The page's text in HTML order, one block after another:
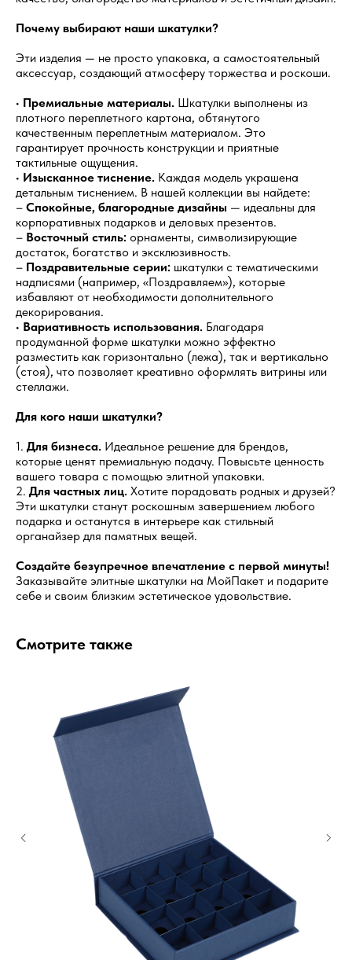
Почему выбирают наши шкатулки?
Эти изделия — не просто упаковка, а самостоятельный
аксессуар, создающий атмосферу торжества и роскоши.
• Премиальные материалы. Шкатулки выполнены из
плотного переплетного картона, обтянутого
качественным переплетным материалом. Это
гарантирует прочность конструкции и приятные
тактильные ощущения.
• Изысканное тиснение. Каждая модель украшена
детальным тиснением. В нашей коллекции вы найдете:
– Спокойные, благородные дизайны — идеальны для
корпоративных подарков и деловых презентов.
– Восточный стиль: орнаменты, символизирующие
достаток, богатство и эксклюзивность.
– Поздравительные серии: шкатулки с тематическими
надписями (например, «Поздравляем»), которые
избавляют от необходимости дополнительного
декорирования.
• Вариативность использования. Благодаря
продуманной форме шкатулки можно эффектно
разместить как горизонтально (лежа), так и вертикально
(стоя), что позволяет креативно оформлять витрины или
стеллажи.
Для кого наши шкатулки?
1. Для бизнеса. Идеальное решение для брендов,
которые ценят премиальную подачу. Повысьте ценность
вашего товара с помощью элитной упаковки.
2. Для частных лиц. Хотите порадовать родных и друзей?
Эти шкатулки станут роскошным завершением любого
подарка и останутся в интерьере как стильный
органайзер для памятных вещей.
Создайте безупречное впечатление с первой минуты!
Заказывайте элитные шкатулки на МойПакет и подарите
себе и своим близким эстетическое удовольствие.
Смотрите также